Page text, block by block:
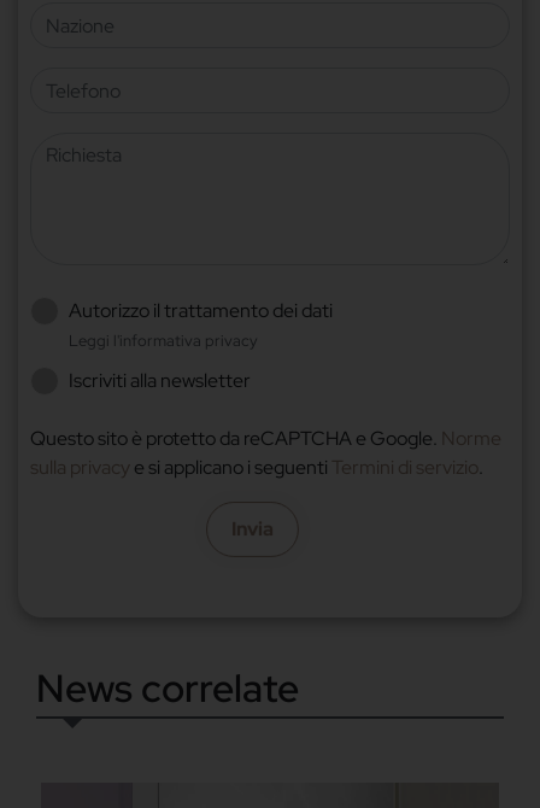
Nazione
Telefono
Richiesta
Autorizzo il trattamento dei dati
Leggi l'informativa privacy
Iscriviti alla newsletter
Questo sito è protetto da reCAPTCHA e Google. Norme
sulla privacy e si applicano i seguenti Termini di servizio.
Invia
News correlate